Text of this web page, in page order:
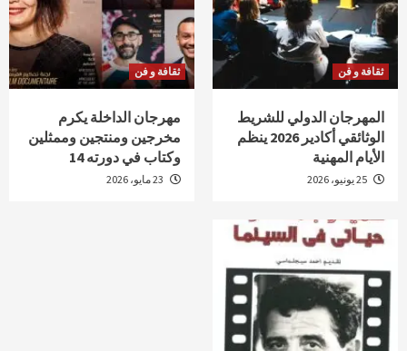
ثقافة و فن
المهرجان الدولي للشريط
الوثائقي أكادير 2026 ينظم
الأيام المهنية
ثقافة و فن
مهرجان الداخلة يكرم
مخرجين ومنتجين وممثلين
وكتاب في دورته 14